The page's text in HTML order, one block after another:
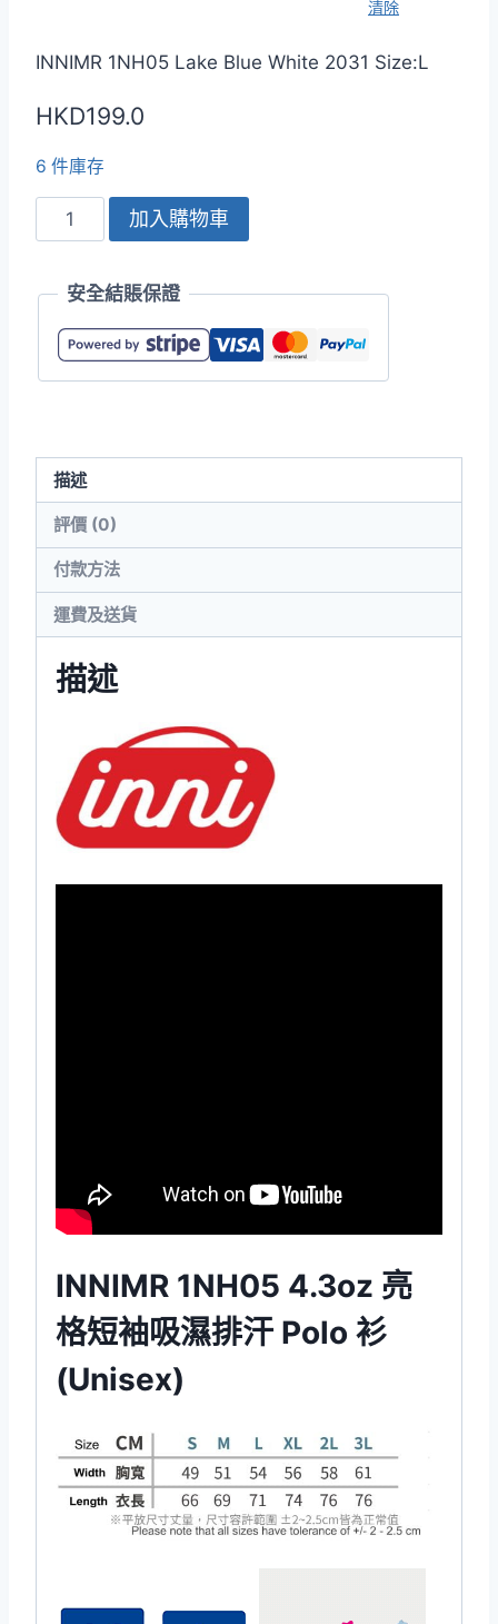
清除
INNIMR 1NH05 Lake Blue White 2031 Size:L
HKD199.0
6 件庫存
INNIMR
1NH05
亮
(Unisex)
數
加入購物車
安全結賬保證
描述
評價 (0)
付款方法
運費及送貨
描述
INNIMR 1NH05 4.3oz 亮
格短袖吸濕排汗 Polo 衫
(Unisex)